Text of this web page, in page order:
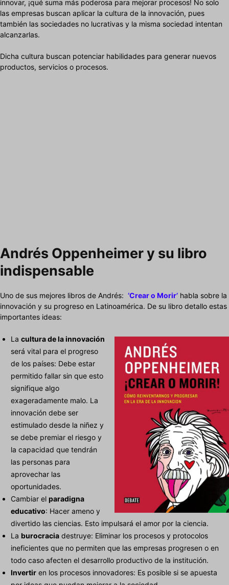
innovar, ¡qué suma más poderosa para mejorar procesos! No solo
las empresas buscan aplicar la cultura de la innovación, pues
también las sociedades no lucrativas y la misma sociedad intentan
alcanzarlas.
Dicha cultura buscan potenciar habilidades para generar nuevos
productos, servicios o procesos.
Andrés Oppenheimer y su libro
indispensable
Uno de sus mejores libros de Andrés: ‘Crear o Morir’ habla sobre la
innovación y su progreso en Latinoamérica. De su libro detallo estas
importantes ideas:
La cultura de la innovación
será vital para el progreso
de los países: Debe estar
permitido fallar sin que esto
signifique algo
exageradamente malo. La
innovación debe ser
estimulado desde la niñez y
se debe premiar el riesgo y
la capacidad que tendrán
las personas para
aprovechar las
oportunidades.
Cambiar el paradigna
educativo: Hacer ameno y
divertido las ciencias. Esto impulsará el amor por la ciencia.
La burocracia destruye: Eliminar los procesos y protocolos
ineficientes que no permiten que las empresas progresen o en
todo caso afecten el desarrollo productivo de la institución.
Invertir en los procesos innovadores: Es posible si se apuesta